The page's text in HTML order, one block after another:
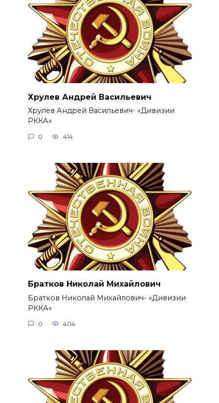
Хрулев Андрей Васильевич
Хрулев Андрей Васильевич- «Дивизии
РККА«
0 414
Братков Николай Михайлович
Братков Николай Михайлович- «Дивизии
РККА«
0 404